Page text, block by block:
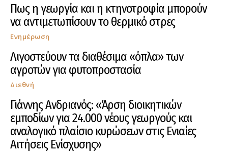
Πως η γεωργία και η κτηνοτροφία μπορούν
να αντιμετωπίσουν το θερμικό στρες
Ενημέρωση
Λιγοστεύουν τα διαθέσιμα «όπλα» των
αγροτών για φυτοπροστασία
Διεθνή
Γιάννης Ανδριανός: «Άρση διοικητικών
εμποδίων για 24.000 νέους γεωργούς και
αναλογικό πλαίσιο κυρώσεων στις Ενιαίες
Αιτήσεις Ενίσχυσης»